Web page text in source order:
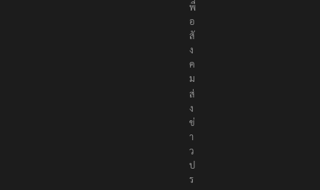
พื่
อ
สั
ง
ค
ม
ส่
ง
ข่
า
ว
ป
ร